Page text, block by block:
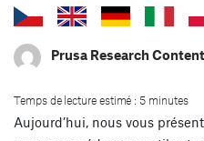
Prusa Research
Temps de lecture estimé : 5 minutes
Aujourd’hui, nous vous